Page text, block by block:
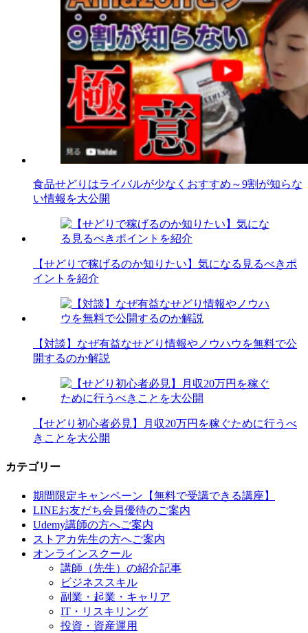
食品せどりはライバルが少なくおすすめ～9割が知らな
い情報を大公開
【せどりで稼げるのか知りたい】気になる見るべきポ
イントを紹介
【対談】なぜ有益なせどり情報やノウハウを無料で公
開するのか解説
【せどり初心者必見】月収20万円を稼ぐために行うべ
きことを大公開
カテゴリー
期間限定キャンペーン【無料で受講できる講座】
LINEお友だち会員優待のご案内
Udemy講師の方へご案内
ストアカ先生の方へご案内
オンラインスクール
講師（先生）の紹介記事
ビジネススキル
副業・起業・キャリア
IT・リスキリング
投資・資産運用